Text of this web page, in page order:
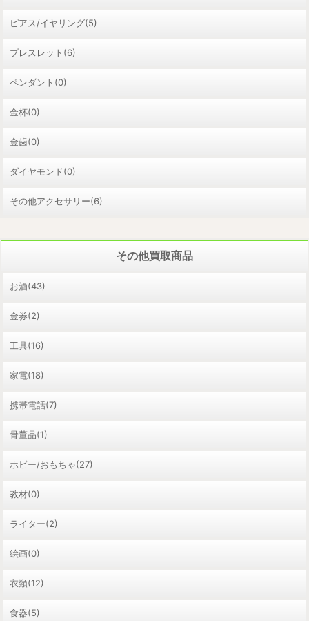
ピアス/イヤリング(5)
ブレスレット(6)
ペンダント(0)
金杯(0)
金歯(0)
ダイヤモンド(0)
その他アクセサリー(6)
その他買取商品
お酒(43)
金券(2)
工具(16)
家電(18)
携帯電話(7)
骨董品(1)
ホビー/おもちゃ(27)
教材(0)
ライター(2)
絵画(0)
衣類(12)
食器(5)